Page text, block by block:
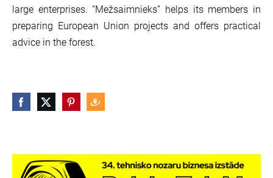
large enterprises. “Mežsaimnieks” helps its members in
preparing European Union projects and offers practical
advice in the forest.